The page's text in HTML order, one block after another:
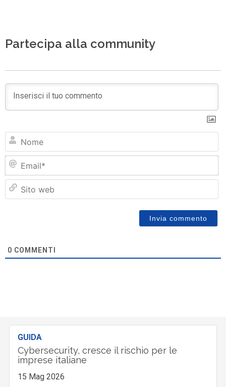
Partecipa alla community
0 COMMENTI
GUIDA
Cybersecurity, cresce il rischio per le
imprese italiane
15 Mag 2026